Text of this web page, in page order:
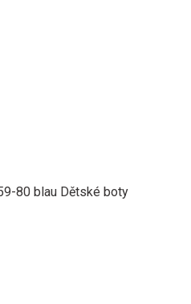
80 blau Dětské boty